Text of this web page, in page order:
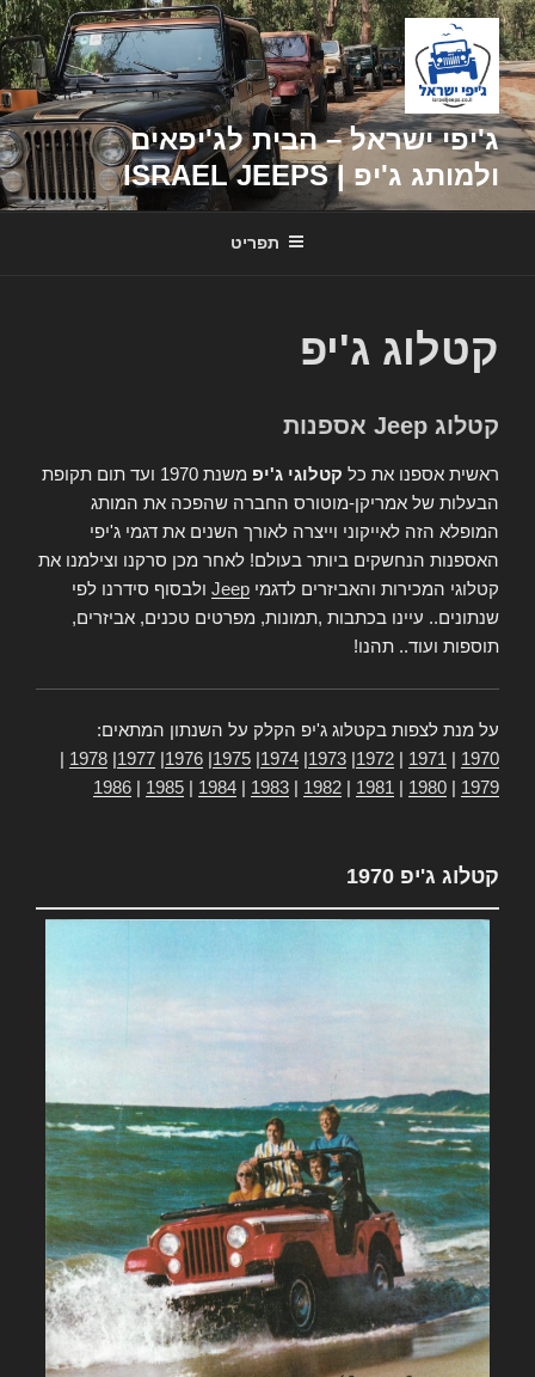
דילוג
לתוכן
ג'יפי ישראל – הבית לג'יפאים
ולמותג ג'יפ | ISRAEL JEEPS
תפריט
קטלוג ג'יפ
קטלוג Jeep אספנות
ראשית אספנו את כל קטלוגי ג'יפ
משנת 1970 ועד תום תקופת
הבעלות של אמריקן-מוטורס החברה שהפכה את המותג
המופלא הזה לאייקוני וייצרה לאורך השנים את דגמי ג'יפי
האספנות הנחשקים ביותר בעולם! לאחר מכן סרקנו וצילמנו את
קטלוגי המכירות והאביזרים לדגמי Jeep ולבסוף סידרנו לפי
שנתונים.. עיינו בכתבות ,תמונות, מפרטים טכנים, אביזרים,
תוספות ועוד.. תהנו!
על מנת לצפות בקטלוג ג'יפ הקלק על השנתון המתאים:
1970
1971
1972
1973
1974
1975
1976
1977
1978
1979
1980
1981
1982
1983
1984
1985
1986
קטלוג ג'יפ 1970